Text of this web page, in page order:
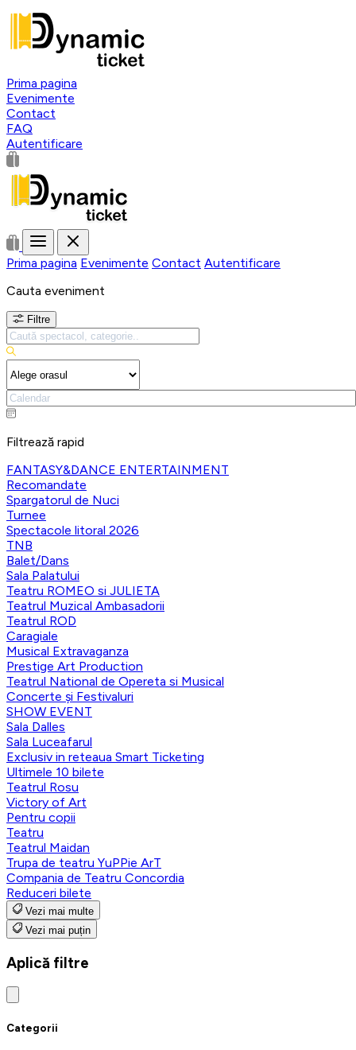
Prima pagina
Evenimente
Contact
FAQ
Autentificare
Prima pagina Evenimente Contact Autentificare
Cauta eveniment
Filtre
Filtrează rapid
FANTASY&DANCE ENTERTAINMENT
Recomandate
Spargatorul de Nuci
Turnee
Spectacole litoral 2026
TNB
Balet/Dans
Sala Palatului
Teatru ROMEO si JULIETA
Teatrul Muzical Ambasadorii
Teatrul ROD
Caragiale
Musical Extravaganza
Prestige Art Production
Teatrul National de Opereta si Musical
Concerte și Festivaluri
SHOW EVENT
Sala Dalles
Sala Luceafarul
Exclusiv in reteaua Smart Ticketing
Ultimele 10 bilete
Teatrul Rosu
Victory of Art
Pentru copii
Teatru
Teatrul Maidan
Trupa de teatru YuPPie ArT
Compania de Teatru Concordia
Reduceri bilete
Vezi mai multe
Vezi mai puțin
Aplică filtre
Categorii